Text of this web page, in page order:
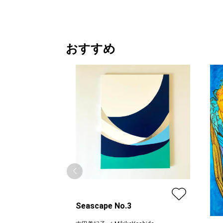
おすすめ
Seascape No.3